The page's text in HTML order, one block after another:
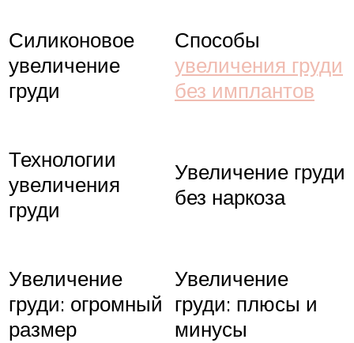
Силиконовое
увеличение
груди
Способы
увеличения груди
без имплантов
Технологии
увеличения
груди
Увеличение груди
без наркоза
Увеличение
груди: огромный
размер
Увеличение
груди: плюсы и
минусы